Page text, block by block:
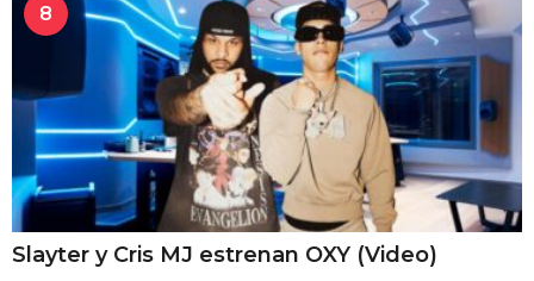
8
Slayter y Cris MJ estrenan OXY (Video)